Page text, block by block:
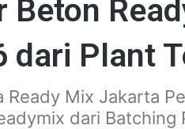
Beton
dari Plant
Ready Mix Jakarta
dari Batching